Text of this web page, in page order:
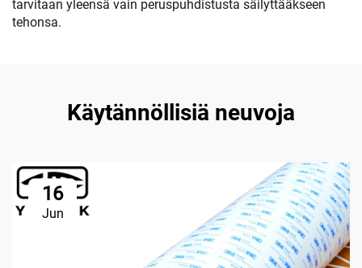
tarvitaan yleensä vain peruspuhdistusta säilyttääkseen
tehonsa.
Käytännöllisiä neuvoja
16
Jun